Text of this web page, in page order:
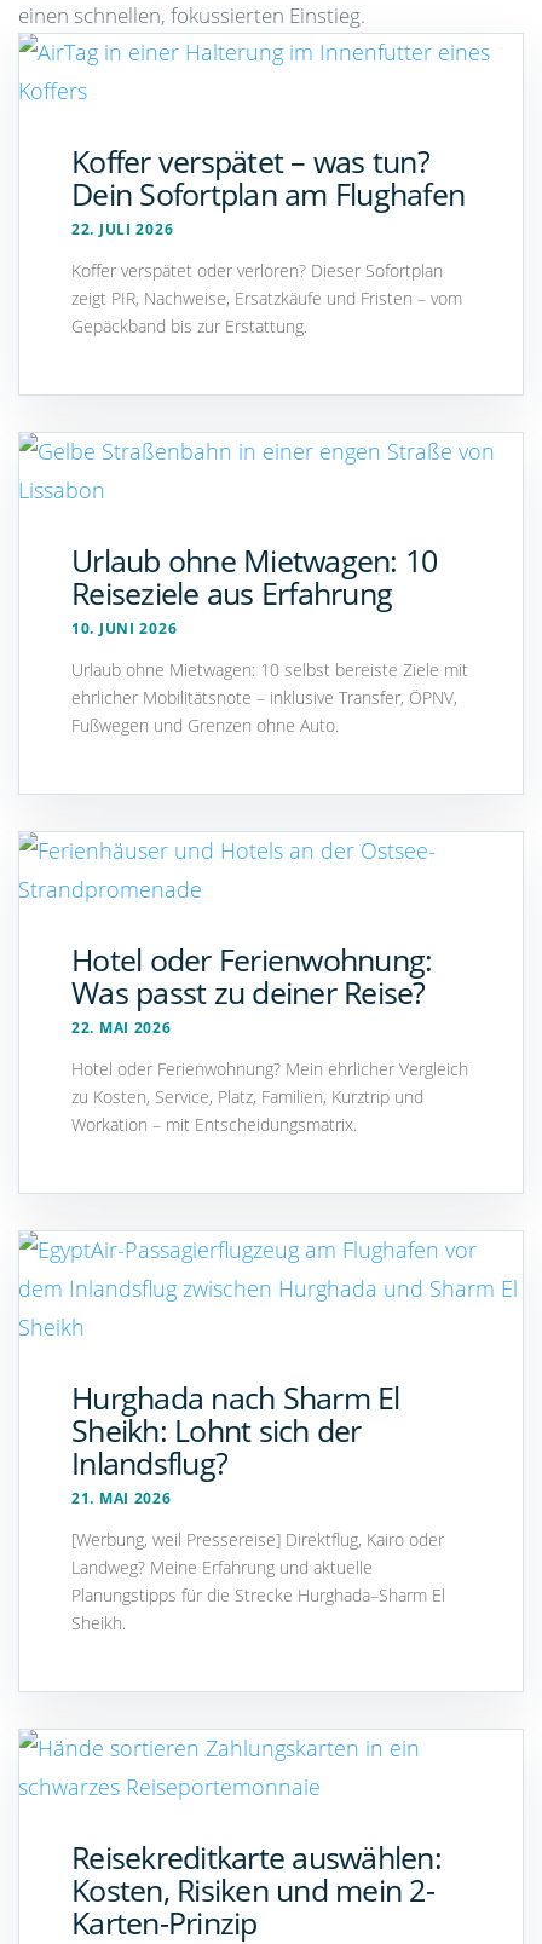
einen schnellen, fokussierten Einstieg.
Koffer verspätet – was tun?
Dein Sofortplan am Flughafen
22. JULI 2026
Koffer verspätet oder verloren? Dieser Sofortplan
zeigt PIR, Nachweise, Ersatzkäufe und Fristen – vom
Gepäckband bis zur Erstattung.
Urlaub ohne Mietwagen: 10
Reiseziele aus Erfahrung
10. JUNI 2026
Urlaub ohne Mietwagen: 10 selbst bereiste Ziele mit
ehrlicher Mobilitätsnote – inklusive Transfer, ÖPNV,
Fußwegen und Grenzen ohne Auto.
Hotel oder Ferienwohnung:
Was passt zu deiner Reise?
22. MAI 2026
Hotel oder Ferienwohnung? Mein ehrlicher Vergleich
zu Kosten, Service, Platz, Familien, Kurztrip und
Workation – mit Entscheidungsmatrix.
Hurghada nach Sharm El
Sheikh: Lohnt sich der
Inlandsflug?
21. MAI 2026
[Werbung, weil Pressereise] Direktflug, Kairo oder
Landweg? Meine Erfahrung und aktuelle
Planungstipps für die Strecke Hurghada–Sharm El
Sheikh.
Reisekreditkarte auswählen:
Kosten, Risiken und mein 2-
Karten-Prinzip